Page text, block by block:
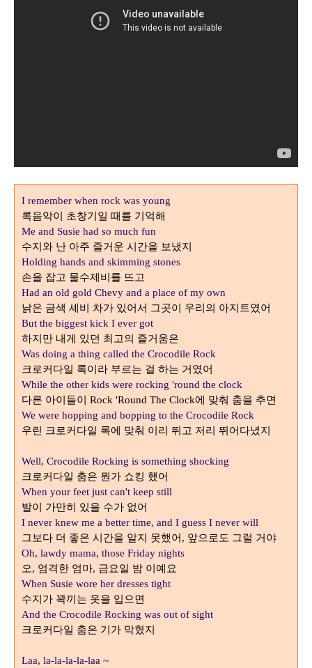
I remember when rock was young
록음악이 초창기일 때를 기억해
Me and Susie had so much fun
수지와 난 아주 즐거운 시간을 보냈지
Holding hands and skimming stones
손을 잡고 물수제비를 뜨고
Had an old gold Chevy and a place of my own
낡은 금색 셰비 차가 있어서 그곳이 우리의 아지트였어
But the biggest kick I ever got
하지만 내게 있던 최고의 즐거움은
Was doing a thing called the Crocodile Rock
크로커다일 록이라 부르는 걸 하는 거였어
While the other kids were rocking 'round the clock
다른 아이들이 Rock 'Round The Clock에 맞춰 춤을 추면
We were hopping and bopping to the Crocodile Rock
우린 크로커다일 록에 맞춰 이리 뛰고 저리 뛰어다녔지
Well, Crocodile Rocking is something shocking
크로커다일 춤은 뭔가 쇼킹 했어
When your feet just can't keep still
발이 가만히 있을 수가 없어
I never knew me a better time, and I guess I never will
그보다 더 좋은 시간을 알지 못했어, 앞으로도 그럴 거야
Oh, lawdy mama, those Friday nights
오, 엄격한 엄마, 금요일 밤 이예요
When Susie wore her dresses tight
수지가 꽉끼는 옷을 입으면
And the Crocodile Rocking was out of sight
크로커다일 춤은 기가 막혔지
Laa, la-la-la-la-laa ~